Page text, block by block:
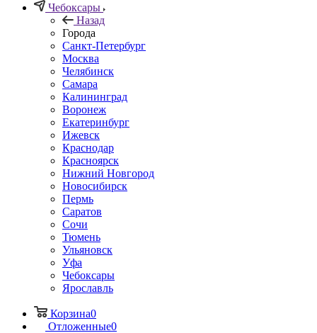
Чебоксары
Назад
Города
Санкт-Петербург
Москва
Челябинск
Самара
Калининград
Воронеж
Екатеринбург
Ижевск
Краснодар
Красноярск
Нижний Новгород
Новосибирск
Пермь
Саратов
Сочи
Тюмень
Ульяновск
Уфа
Чебоксары
Ярославль
Корзина0
Отложенные0